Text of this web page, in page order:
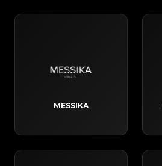
MESSIKA